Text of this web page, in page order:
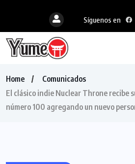
Síguenos en
Home
Comunicados
El clásico indie Nuclear Throne recibe
número 100 agregando un nuevo